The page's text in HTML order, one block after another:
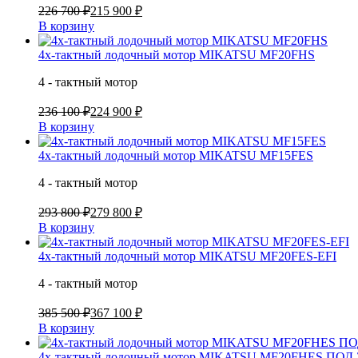
226 700 ₽215 900 ₽
В корзину
4х-тактный лодочный мотор MIKATSU MF20FHS
4 - тактный мотор
236 100 ₽224 900 ₽
В корзину
4х-тактный лодочный мотор MIKATSU MF15FES
4 - тактный мотор
293 800 ₽279 800 ₽
В корзину
4х-тактный лодочный мотор MIKATSU MF20FES-EFI
4 - тактный мотор
385 500 ₽367 100 ₽
В корзину